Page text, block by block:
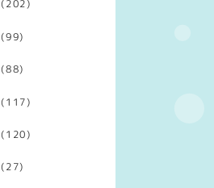
(202)
(99)
(88)
(117)
(120)
(27)